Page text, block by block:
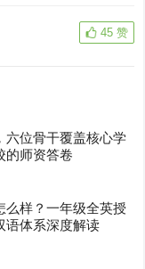
45 赞
六位骨干覆盖核心学
的师资答卷
么样？一年级全英授
语体系深度解读